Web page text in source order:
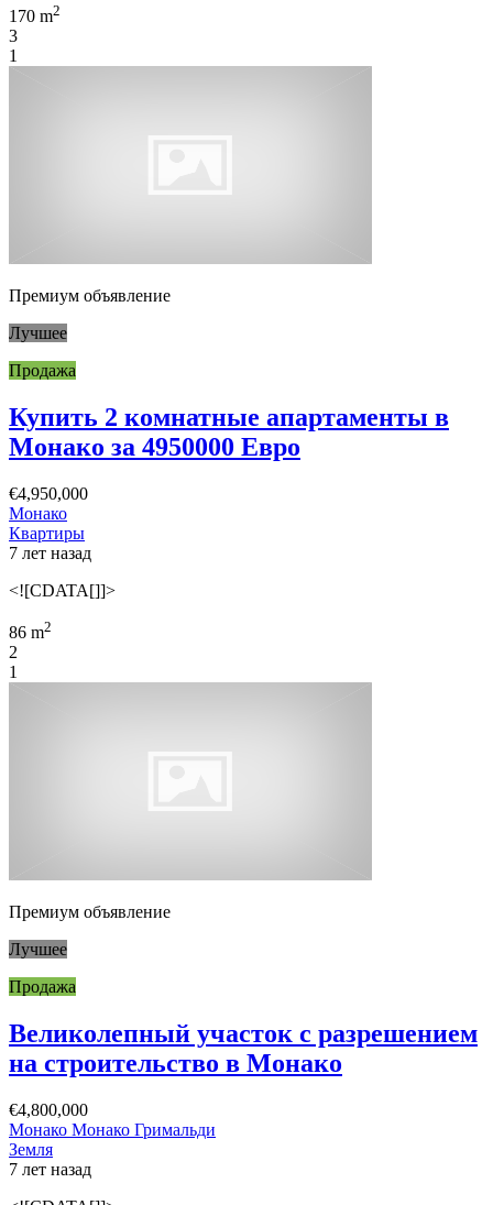
170 m2
3
1
Премиум объявление
Лучшее
Продажа
Купить 2 комнатные апартаменты в
Монако за 4950000 Евро
€4,950,000
Монако
Квартиры
7 лет назад
<![CDATA[]]>
86 m2
2
1
Премиум объявление
Лучшее
Продажа
Великолепный участок с разрешением
на строительство в Монако
€4,800,000
Монако Монако Гримальди
Земля
7 лет назад